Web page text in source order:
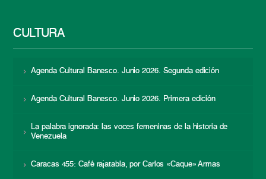
CULTURA
Agenda Cultural Banesco. Junio 2026. Segunda edición
Agenda Cultural Banesco. Junio 2026. Primera edición
La palabra ignorada: las voces femeninas de la historia de
Venezuela
Caracas 455: Café rajatabla, por Carlos «Caque» Armas